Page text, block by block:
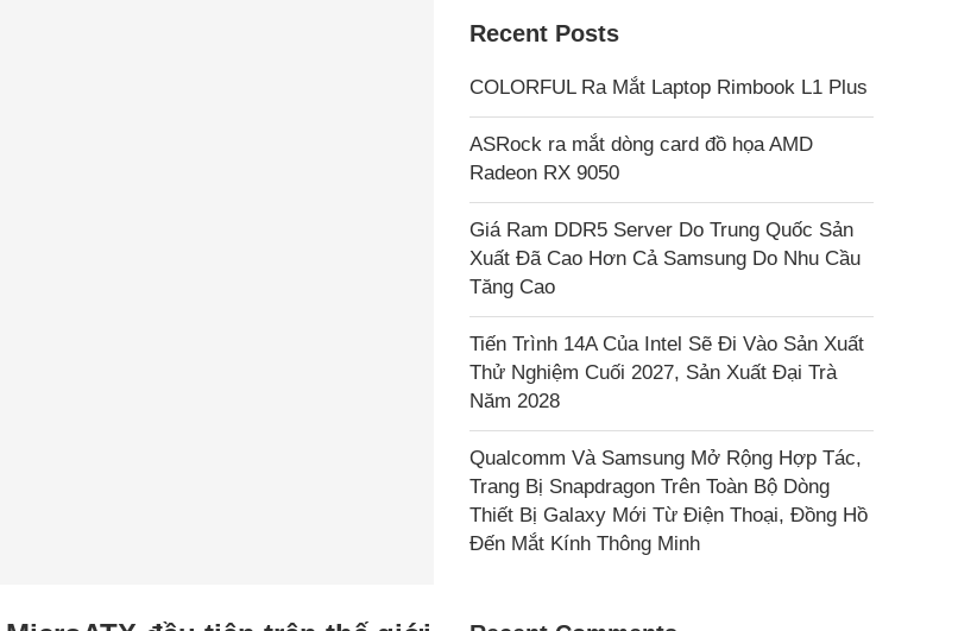
Recent Posts
COLORFUL Ra Mắt Laptop Rimbook L1 Plus
ASRock ra mắt dòng card đồ họa AMD
Radeon RX 9050
Giá Ram DDR5 Server Do Trung Quốc Sản
Xuất Đã Cao Hơn Cả Samsung Do Nhu Cầu
Tăng Cao
Tiến Trình 14A Của Intel Sẽ Đi Vào Sản Xuất
Thử Nghiệm Cuối 2027, Sản Xuất Đại Trà
Năm 2028
Qualcomm Và Samsung Mở Rộng Hợp Tác,
Trang Bị Snapdragon Trên Toàn Bộ Dòng
Thiết Bị Galaxy Mới Từ Điện Thoại, Đồng Hồ
Đến Mắt Kính Thông Minh